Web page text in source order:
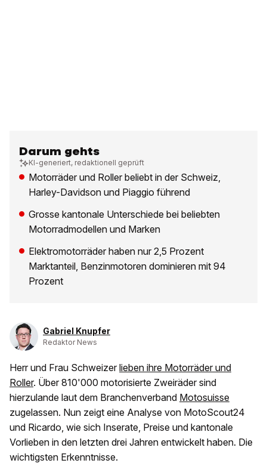
Darum gehts
KI-generiert, redaktionell geprüft
Motorräder und Roller beliebt in der Schweiz,
Harley-Davidson und Piaggio führend
Grosse kantonale Unterschiede bei beliebten
Motorradmodellen und Marken
Elektromotorräder haben nur 2,5 Prozent
Marktanteil, Benzinmotoren dominieren mit 94
Prozent
Gabriel Knupfer
Redaktor News
Herr und Frau Schweizer lieben ihre Motorräder und
Roller. Über 810'000 motorisierte Zweiräder sind
hierzulande laut dem Branchenverband Motosuisse
zugelassen. Nun zeigt eine Analyse von MotoScout24
und Ricardo, wie sich Inserate, Preise und kantonale
Vorlieben in den letzten drei Jahren entwickelt haben. Die
wichtigsten Erkenntnisse.